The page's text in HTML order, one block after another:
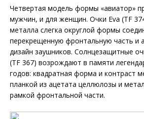
Четвертая модель формы «авиатор»
мужчин, и для женщин. Очки Eva (TF
металла слегка округлой формы
перекрещенную фронтальную часть и
дизайн заушников. Солнцезащитные
(TF 367) возрождают в памяти
годов: квадратная форма и контраст
планкой из ацетата целлюлозы и
рамкой фронтальной части.